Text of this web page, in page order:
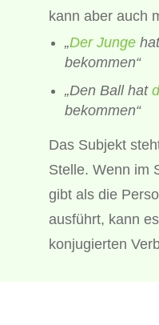
kann aber auch
„Der Junge
bekommen“
„Den Ball hat
bekommen“
Das Subjekt
Stelle. Wenn im
gibt als die
ausführt, kann
konjugierten